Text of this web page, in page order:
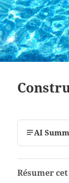
AI
Résumer